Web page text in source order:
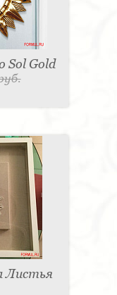
Sol Gold
Листья